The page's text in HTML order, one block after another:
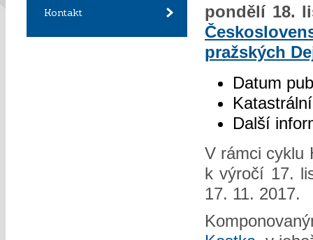
Kontakt
pondělí 18.
pražských
Datum
Další
V rámci cyklu
k výročí 17.
17. 11. 2017.